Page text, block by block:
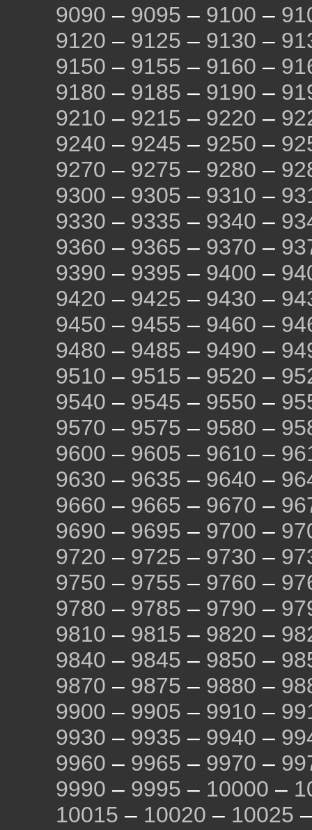
9090 – 9095 – 9100 –
9120 – 9125 – 9130 –
9150 – 9155 – 9160 –
9180 – 9185 – 9190 –
9210 – 9215 – 9220 –
9240 – 9245 – 9250 –
9270 – 9275 – 9280 –
9300 – 9305 – 9310 –
9330 – 9335 – 9340 –
9360 – 9365 – 9370 –
9390 – 9395 – 9400 –
9420 – 9425 – 9430 –
9450 – 9455 – 9460 –
9480 – 9485 – 9490 –
9510 – 9515 – 9520 –
9540 – 9545 – 9550 –
9570 – 9575 – 9580 –
9600 – 9605 – 9610 –
9630 – 9635 – 9640 –
9660 – 9665 – 9670 –
9690 – 9695 – 9700 –
9720 – 9725 – 9730 –
9750 – 9755 – 9760 –
9780 – 9785 – 9790 –
9810 – 9815 – 9820 –
9840 – 9845 – 9850 –
9870 – 9875 – 9880 –
9900 – 9905 – 9910 –
9930 – 9935 – 9940 –
9960 – 9965 – 9970 –
9990 – 9995 – 10000 –
10015 – 10020 – 10025